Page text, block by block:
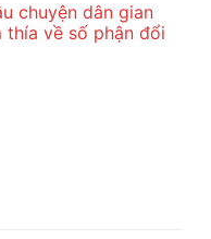
chuyện dân gian
thía về số phận đổi